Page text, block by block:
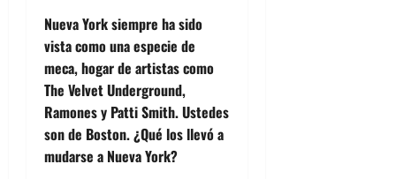
Nueva York siempre ha sido
vista como una especie de
meca, hogar de artistas como
The Velvet Underground,
Ramones y Patti Smith. Ustedes
son de Boston. ¿Qué los llevó a
mudarse a Nueva York?